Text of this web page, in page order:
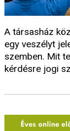
A társasház
egy veszélyt
szemben. Mit
kérdésre jogi